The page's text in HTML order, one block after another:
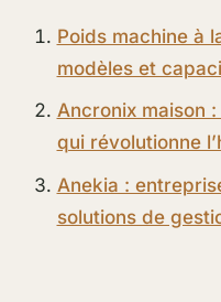
Poids machine à
modèles et
Ancronix maison
qui révolutionne
Anekia :
solutions de